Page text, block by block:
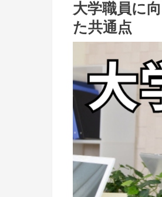
大学職員に
た共通点